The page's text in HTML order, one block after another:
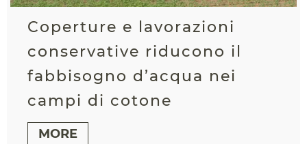
Coperture e lavorazioni
conservative riducono il
fabbisogno d’acqua nei
campi di cotone
MORE